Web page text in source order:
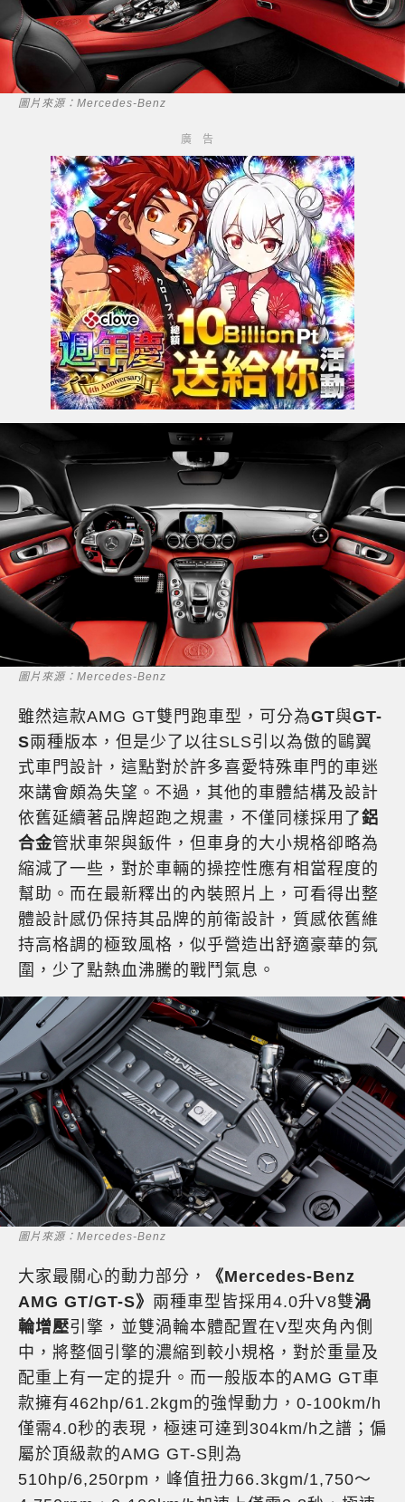
圖片來源：Mercedes-Benz
圖片來源：Mercedes-Benz
雖然這款AMG GT雙門跑車型，可分為GT與GT-
S兩種版本，但是少了以往SLS引以為傲的鷗翼
式車門設計，這點對於許多喜愛特殊車門的車迷
來講會頗為失望。不過，其他的車體結構及設計
依舊延續著品牌超跑之規畫，不僅同樣採用了鋁
合金管狀車架與鈑件，但車身的大小規格卻略為
縮減了一些，對於車輛的操控性應有相當程度的
幫助。而在最新釋出的內裝照片上，可看得出整
體設計感仍保持其品牌的前衛設計，質感依舊維
持高格調的極致風格，似乎營造出舒適豪華的氛
圍，少了點熱血沸騰的戰鬥氣息。
圖片來源：Mercedes-Benz
大家最關心的動力部分，
《Mercedes-Benz
AMG GT/GT-S》 兩種車型皆採用4.0升V8雙渦
輪增壓引擎，並雙渦輪本體配置在V型夾角內側
中，將整個引擎的濃縮到較小規格，對於重量及
配重上有一定的提升。而一般版本的AMG GT車
款擁有462hp/61.2kgm的強悍動力，0-100km/h
僅需4.0秒的表現，極速可達到304km/h之譜；偏
屬於頂級款的AMG GT-S則為
510hp/6,250rpm，峰值扭力66.3kgm/1,750～